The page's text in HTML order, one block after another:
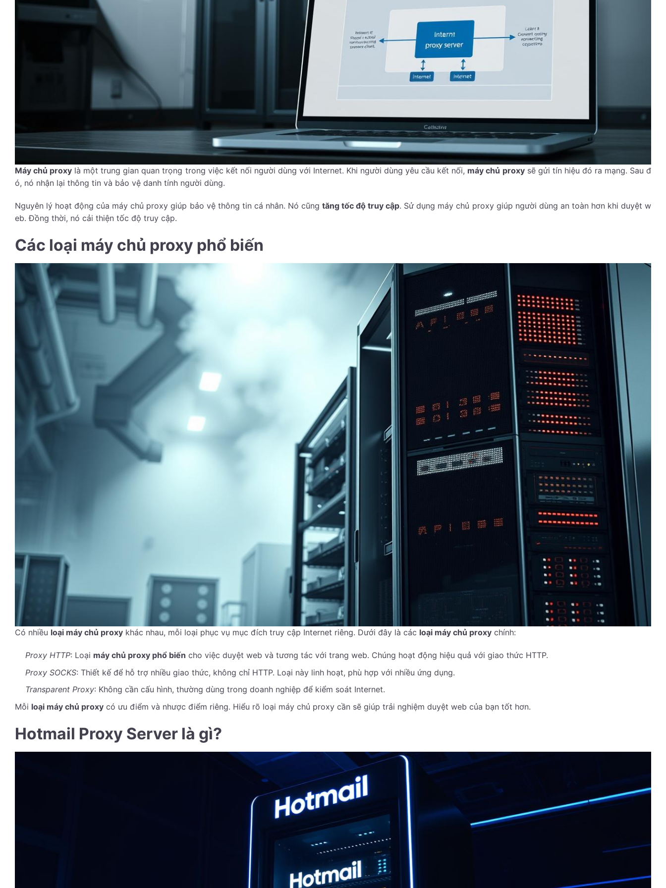
Máy chủ proxy là một trung gian quan trọng trong việc kết nối người dùng với Internet. Khi người dùng yêu cầu kết nối, máy chủ proxysẽ gửi tín hiệu đó ra mạng. Sau đ
ó, nó nhận lại thông tin và bảo vệ danh tính người dùng.
Nguyên lý hoạt động của máy chủ proxy giúp bảo vệ thông tin cá nhân. Nó cũng tăng tốc độ truy cập. Sử dụng máy chủ proxy giúp người dùng an toàn hơn khi duyệt w
eb. Đồng thời, nó cải thiện tốc độ truy cập.
Các loại máy chủ proxy phổ biến
Có nhiều loại máy chủ proxy khác nhau, mỗi loại phục vụ mục đích truy cập Internet riêng. Dưới đây là các loại máy chủ proxy chính:
Proxy HTTP: Loại máy chủ proxy phổ biến cho việc duyệt web và tương tác với trang web. Chúng hoạt động hiệu quả với giao thức HTTP.
Proxy SOCKS: Thiết kế để hỗ trợ nhiều giao thức, không chỉ HTTP. Loại này linh hoạt, phù hợp với nhiều ứng dụng.
Transparent Proxy: Không cần cấu hình, thường dùng trong doanh nghiệp để kiểm soát Internet.
Mỗi loại máy chủ proxy có ưu điểm và nhược điểm riêng. Hiểu rõ loại máy chủ proxy cần sẽ giúp trải nghiệm duyệt web của bạn tốt hơn.
Hotmail Proxy Server là gì?